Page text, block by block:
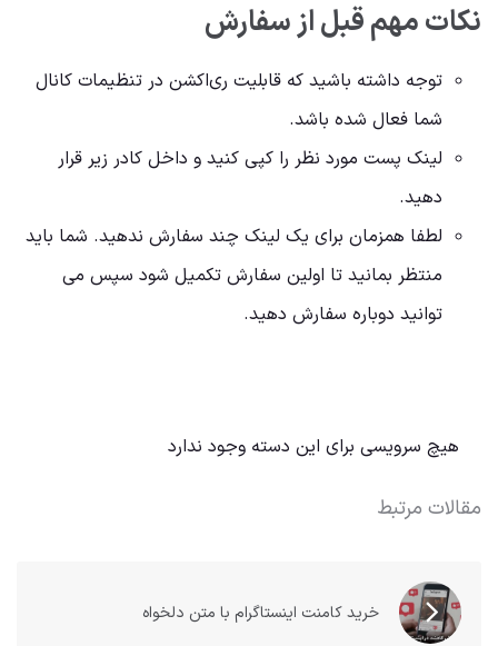
نکات مهم قبل از سفارش
توجه داشته باشید که قابلیت ری‌اکشن در تنظیمات کانال
شما فعال شده باشد.
لینک پست مورد نظر را کپی کنید و داخل کادر زیر قرار
دهید.
لطفا همزمان برای یک لینک چند سفارش ندهید. شما باید
منتظر بمانید تا اولین سفارش تکمیل شود سپس می
توانید دوباره سفارش دهید.
هیچ سرویسی برای این دسته وجود ندارد
مقالات مرتبط
خريد كامنت اینستاگرام با متن دلخواه